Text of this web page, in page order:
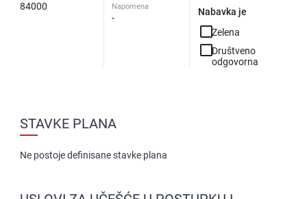
Napomena
-
Nabavka je
check_box_outline_blankZelena
check_box_outline_blankDruštveno
odgovorna
84000
STAVKE PLANA
Ne postoje definisane stavke plana